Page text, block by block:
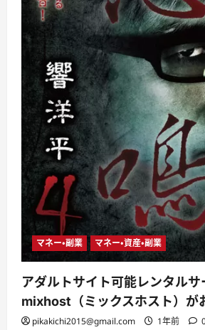
マネー・副業 マネー・資産・副業
アダルトサイト可能レンタルサ
mixhost（ミックスホスト）が
pikakichi2015@gmail.com 1年前